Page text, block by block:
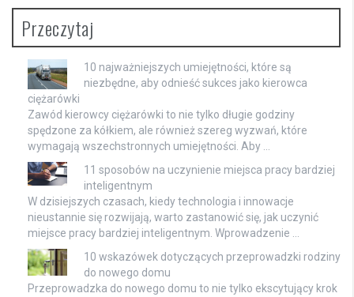
Przeczytaj
10 najważniejszych umiejętności, które są
niezbędne, aby odnieść sukces jako kierowca
ciężarówki
Zawód kierowcy ciężarówki to nie tylko długie godziny
spędzone za kółkiem, ale również szereg wyzwań, które
wymagają wszechstronnych umiejętności. Aby …
11 sposobów na uczynienie miejsca pracy bardziej
inteligentnym
W dzisiejszych czasach, kiedy technologia i innowacje
nieustannie się rozwijają, warto zastanowić się, jak uczynić
miejsce pracy bardziej inteligentnym. Wprowadzenie …
10 wskazówek dotyczących przeprowadzki rodziny
do nowego domu
Przeprowadzka do nowego domu to nie tylko ekscytujący krok